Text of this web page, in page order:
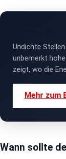
Undichte
unbemerkt
zeigt, wo die
Mehr zum
Wann sollte